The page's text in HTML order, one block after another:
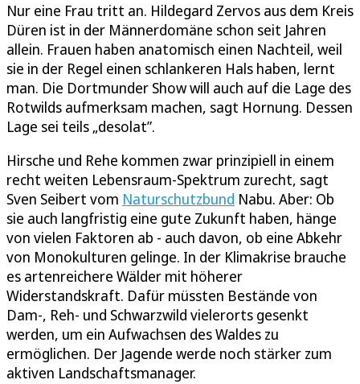
Nur eine Frau tritt an. Hildegard Zervos aus dem Kreis
Düren ist in der Männerdomäne schon seit Jahren
allein. Frauen haben anatomisch einen Nachteil, weil
sie in der Regel einen schlankeren Hals haben, lernt
man. Die Dortmunder Show will auch auf die Lage des
Rotwilds aufmerksam machen, sagt Hornung. Dessen
Lage sei teils „desolat”.
Hirsche und Rehe kommen zwar prinzipiell in einem
recht weiten Lebensraum-Spektrum zurecht, sagt
Sven Seibert vom Naturschutzbund Nabu. Aber: Ob
sie auch langfristig eine gute Zukunft haben, hänge
von vielen Faktoren ab - auch davon, ob eine Abkehr
von Monokulturen gelinge. In der Klimakrise brauche
es artenreichere Wälder mit höherer
Widerstandskraft. Dafür müssten Bestände von
Dam-, Reh- und Schwarzwild vielerorts gesenkt
werden, um ein Aufwachsen des Waldes zu
ermöglichen. Der Jagende werde noch stärker zum
aktiven Landschaftsmanager.